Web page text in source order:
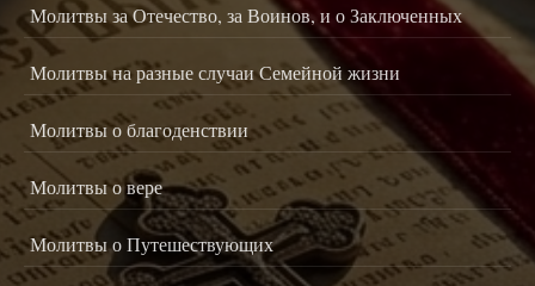
Молитвы за Отечество, за Воинов, и о Заключенных
Молитвы на разные случаи Семейной жизни
Молитвы о благоденствии
Молитвы о вере
Молитвы о Путешествующих